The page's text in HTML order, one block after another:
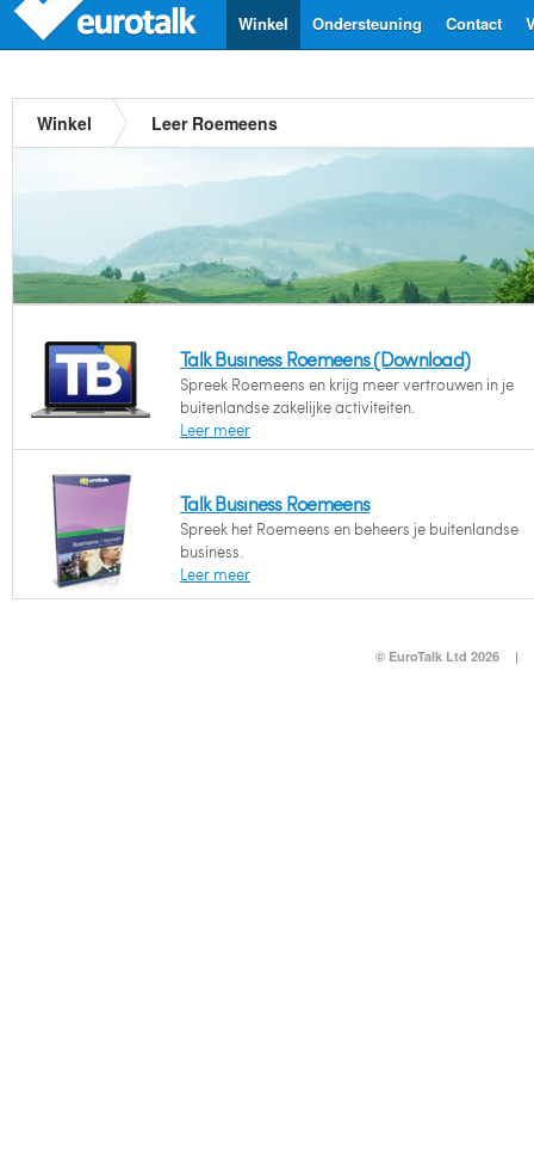
Contact
Ondersteuning
Winkel
Winkel Leer Roemeens
Talk Business Roemeens (Download)
Spreek Roemeens en krijg meer vertrouwen in je
buitenlandse zakelijke activiteiten.
Leer meer
Talk Business Roemeens
Spreek het Roemeens en beheers je buitenlandse
business.
Leer meer
© EuroTalk Ltd 2026 |